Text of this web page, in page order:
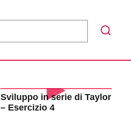
Sviluppo in serie di Taylor
– Esercizio 4